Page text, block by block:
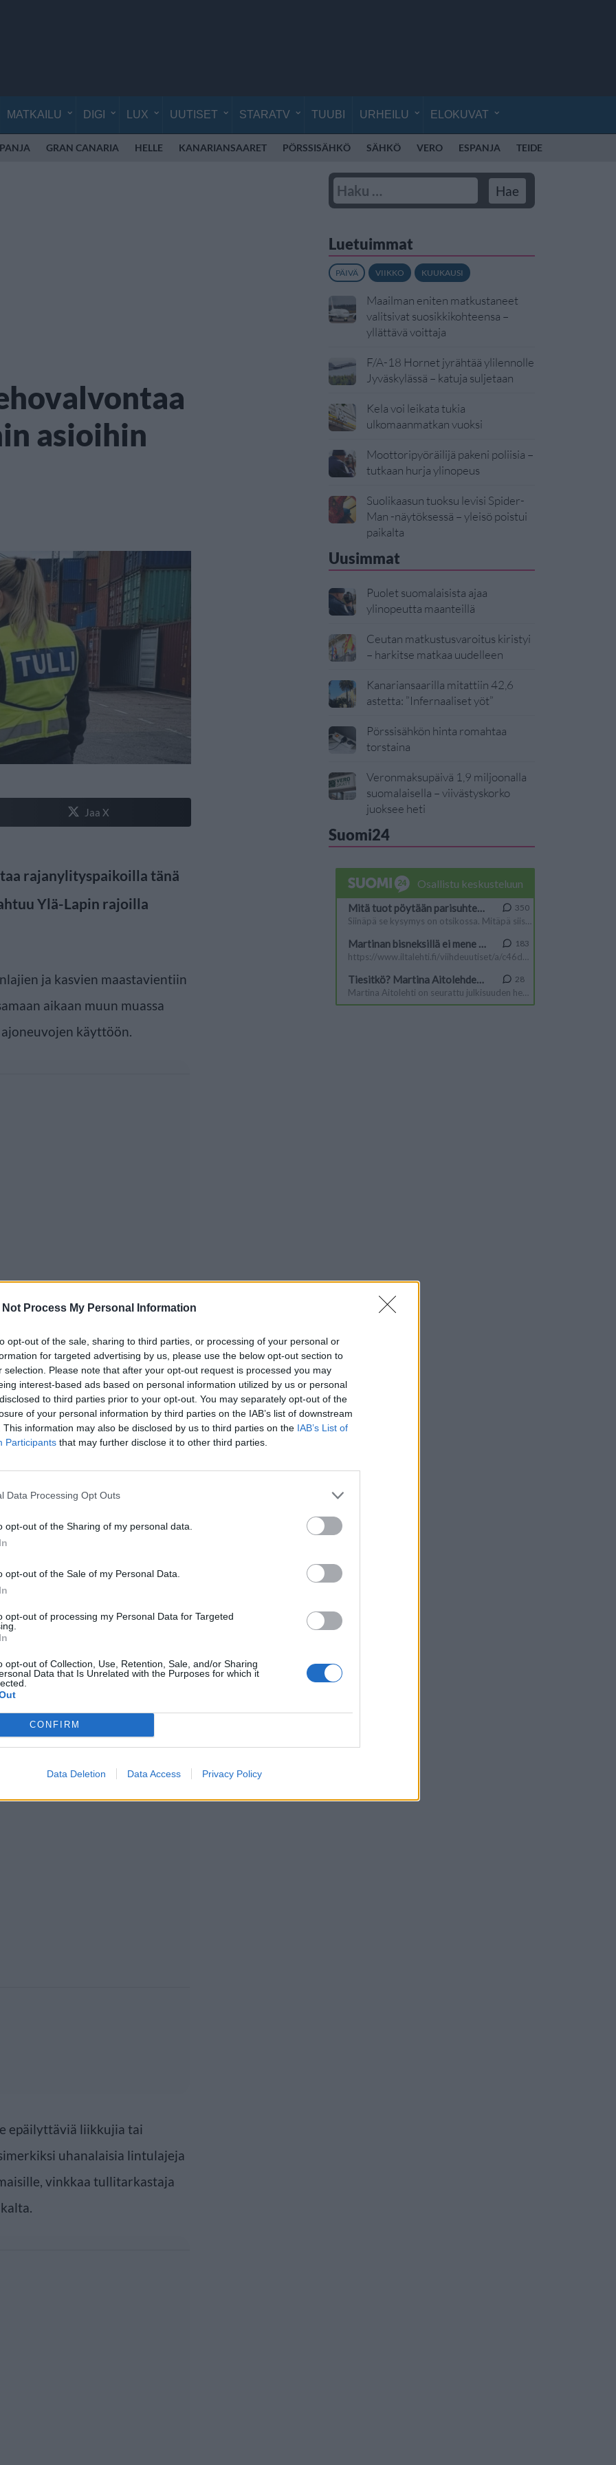
Not Process My Personal Information
opt-out of the sale, sharing to third parties, or processing of your personal or
for targeted advertising by us, please use the below opt-out section to
selection. Please note that after your opt-out request is processed you may
interest-based ads based on personal information utilized by us or personal
to third parties prior to your opt-out. You may separately opt-out of the
of your personal information by third parties on the IAB’s list of downstream
This information may also be disclosed by us to third parties on the IAB’s List of
Participants that may further disclose it to other third parties.
Data Processing Opt Outs
opt-out of the Sharing of my personal data.
opt-out of the Sale of my Personal Data.
opt-out of processing my Personal Data for Targeted
opt-out of Collection, Use, Retention, Sale, and/or Sharing
Data that Is Unrelated with the Purposes for which it
CONFIRM
Data Deletion Data Access Privacy Policy
MATKAILU DIGI LUX UUTISET STARATV TUUBI URHEILU ELOKUVAT
GRAN CANARIA HELLE KANARIANSAARET PÖRSSISÄHKÖ SÄHKÖ VERO ESPANJA TEIDE
asioihin
Jaa X
rajanylityspaikoilla tänä
Ylä-Lapin rajoilla
ja kasvien maastavientiin
aikaan muun muassa
käyttöön.
ja
ja polttoainevalvontaan. Se
aikana.
kohteina ovat
luonnonvaraisten lintulajien
epäilyttäviä liikkujia tai
uhanalaisia lintulajeja
vinkkaa tullitarkastaja
Luetuimmat
PÄIVÄ VIIKKO KUUKAUSI
Maailman eniten matkustaneet
valitsivat suosikkikohteensa –
yllättävä voittaja
F/A-18 Hornet jyrähtää ylilennolle
Jyväskylässä – katuja suljetaan
Kela voi leikata tukia
ulkomaanmatkan vuoksi
Moottoripyöräilijä pakeni poliisia –
tutkaan hurja ylinopeus
Suolikaasun tuoksu levisi Spider-
Man -näytöksessä – yleisö poistui
paikalta
Uusimmat
Puolet suomalaisista ajaa
ylinopeutta maanteillä
Ceutan matkustusvaroitus kiristyi
– harkitse matkaa uudelleen
Kanariansaarilla mitattiin 42,6
astetta: ”Infernaaliset yöt”
Pörssisähkön hinta romahtaa
torstaina
Veronmaksupäivä 1,9 miljoonalla
suomalaisella – viivästyskorko
juoksee heti
Suomi24